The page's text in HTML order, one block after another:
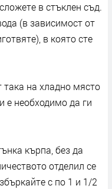
в стъклен съд.
(в зависимост от
в която сте
така на хладно място
е необходимо да ги
кърпа, без да
отделил се
с по 1 и 1/2